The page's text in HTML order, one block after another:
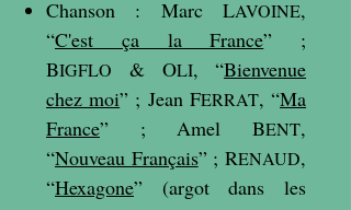
Chanson : Marc LAVOINE,
“C'est ça la France” ;
BIGFLO & OLI, “Bienvenue
chez moi” ; Jean FERRAT, “Ma
France” ; Amel BENT,
“Nouveau Français” ; RENAUD,
“Hexagone” (argot dans les